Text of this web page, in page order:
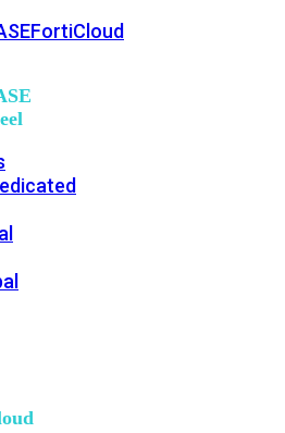
FortiCloud